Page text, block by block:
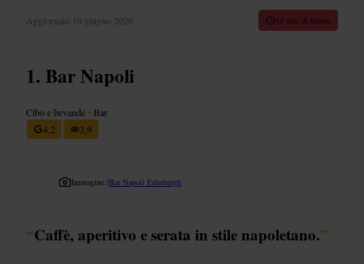
Aggiornato 10 giugno 2026 10 min di lettura
Bar Napoli
Cibo e bevande • Bar
4,2
3,9
Immagine /Bar Napoli Edinburgh
“Caffè, aperitivo e serata in stile napoletano.”